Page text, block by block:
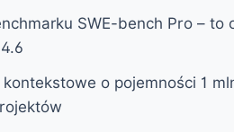
SWE-bench Pro – to
o pojemności 1